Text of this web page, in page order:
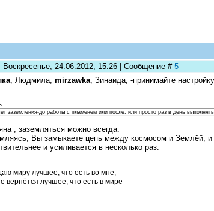
Воскресенье, 24.06.2012, 15:26 | Сообщение # 5
, Людмила, mirzawka , Зинаида, -принимайте
заземления-до работы с пламенем или после, или просто раз в день
, заземляться можно всегда.
Вы замыкаете цепь между космосом и Землёй, и
и усиливается в несколько раз.
миру лучшее, что есть во мне,
вернётся лучшее, что есть в мире